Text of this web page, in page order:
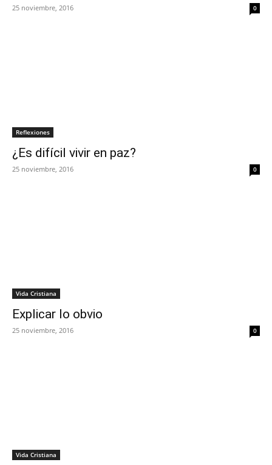
25 noviembre, 2016 0
Reflexiones
¿Es difícil vivir en paz?
25 noviembre, 2016 0
Vida Cristiana
Explicar lo obvio
25 noviembre, 2016 0
Vida Cristiana